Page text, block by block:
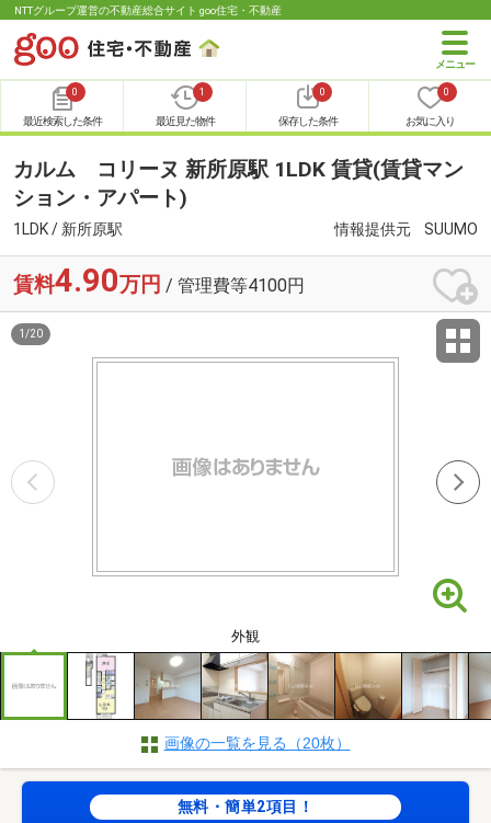
NTTグループ運営の不動産総合サイト goo住宅・不動産
0
最近検索した条件
1
最近見た物件
0
保存した条件
0
お気に入り
カルム コリーヌ 新所原駅 1LDK 賃貸(賃貸マン
ション・アパート)
1LDK / 新所原駅 情報提供元 SUUMO
賃料4.90万円 / 管理費等4100円
外観
1 /20
画像の一覧を見る（20枚）
無料・簡単2項目！